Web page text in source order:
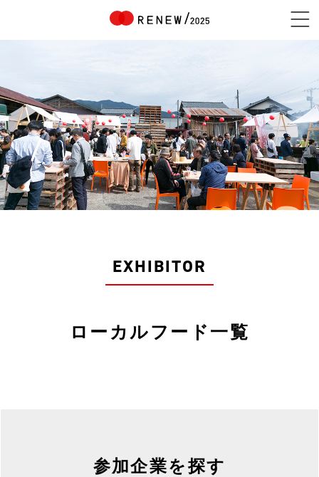
ABOUT
CONTENTS
EXHIBITOR
MOVIE
EXHIBITOR
ローカルフード一覧
参加企業を探す